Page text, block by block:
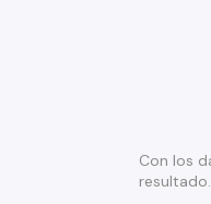
Con los